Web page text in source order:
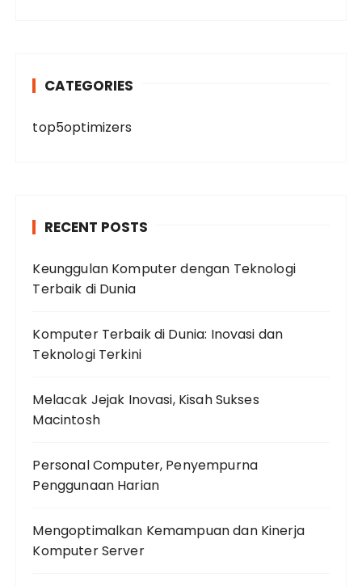
CATEGORIES
top5optimizers
RECENT POSTS
Keunggulan Komputer dengan Teknologi
Terbaik di Dunia
Komputer Terbaik di Dunia: Inovasi dan
Teknologi Terkini
Melacak Jejak Inovasi, Kisah Sukses
Macintosh
Personal Computer, Penyempurna
Penggunaan Harian
Mengoptimalkan Kemampuan dan Kinerja
Komputer Server